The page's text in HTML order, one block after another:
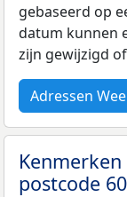
gebaseerd op
datum kunnen
zijn gewijzigd
Adressen
postcode